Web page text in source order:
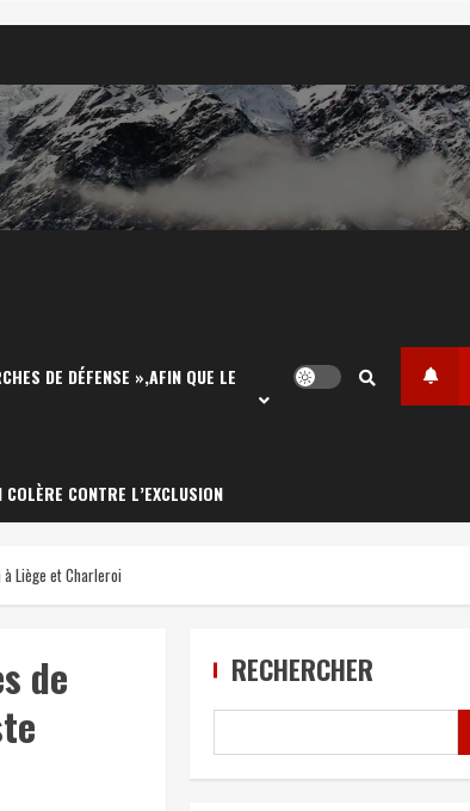
DE DÉFENSE »,AFIN QUE LE
CONTRE L’EXCLUSION
Liège et Charleroi
de
RECHERCHER